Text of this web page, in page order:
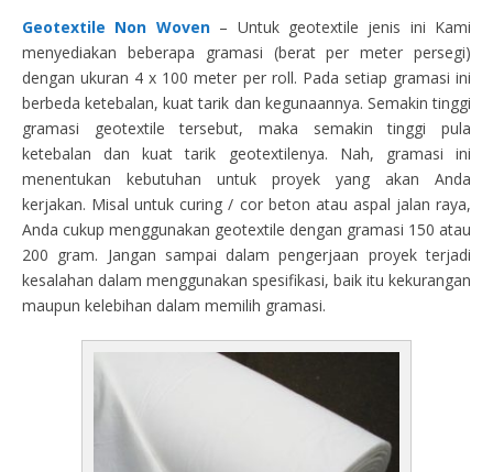
Geotextile Non Woven– Untuk geotextile jenis ini Kami
menyediakan beberapa gramasi (berat per meter persegi)
dengan ukuran 4 x 100 meter per roll. Pada setiap gramasi ini
berbeda ketebalan, kuat tarik dan kegunaannya. Semakin tinggi
gramasi geotextile tersebut, maka semakin tinggi pula
ketebalan dan kuat tarik geotextilenya. Nah, gramasi ini
menentukan kebutuhan untuk proyek yang akan Anda
kerjakan. Misal untuk curing / cor beton atau aspal jalan raya,
Anda cukup menggunakan geotextile dengan gramasi 150 atau
200 gram. Jangan sampai dalam pengerjaan proyek terjadi
kesalahan dalam menggunakan spesifikasi, baik itu kekurangan
maupun kelebihan dalam memilih gramasi.